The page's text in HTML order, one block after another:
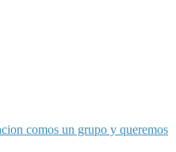
comos un grupo y queremos